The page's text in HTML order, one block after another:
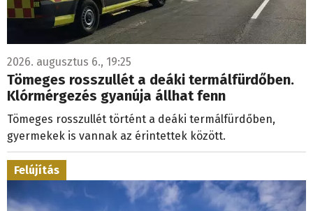
2026. augusztus 6., 19:25
Tömeges rosszullét a deáki termálfürdőben.
Klórmérgezés gyanúja állhat fenn
Tömeges rosszullét történt a deáki termálfürdőben,
gyermekek is vannak az érintettek között.
Felújítás